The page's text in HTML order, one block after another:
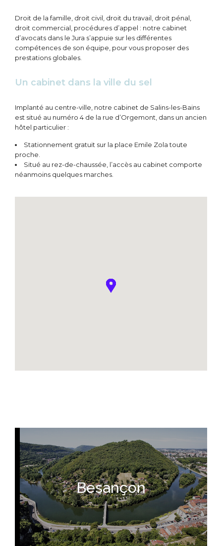
Droit de la famille, droit civil, droit du travail, droit pénal,
droit commercial, procédures d’appel : notre cabinet
d’avocats dans le Jura s’appuie sur les différentes
compétences de son équipe, pour vous proposer des
prestations globales.
Un cabinet dans la ville du sel
Implanté au centre-ville, notre cabinet de Salins-les-Bains
est situé au numéro 4 de la rue d’Orgemont, dans un ancien
hôtel particulier :
Stationnement gratuit sur la place Emile Zola toute
proche.
Situé au rez-de-chaussée, l’accès au cabinet comporte
néanmoins quelques marches.
Besançon